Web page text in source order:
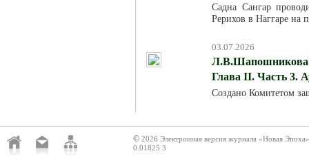
Садна Сангар
Рерихов в Наггаре на
03.07.2026
Л.В.Шапошникова.
Глава II. Часть 3.
Создано Комитетом
© 2026 Электронная версия журнала «Новая Эпоха»
0.01825 3